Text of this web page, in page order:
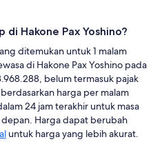
Hakone Pax Yoshino?
ditemukan untuk 1 malam
di Hakone Pax Yoshino pada
belum termasuk pajak
harga per malam
24 jam terakhir untuk masa
Harga dapat berubah
untuk harga yang lebih akurat.